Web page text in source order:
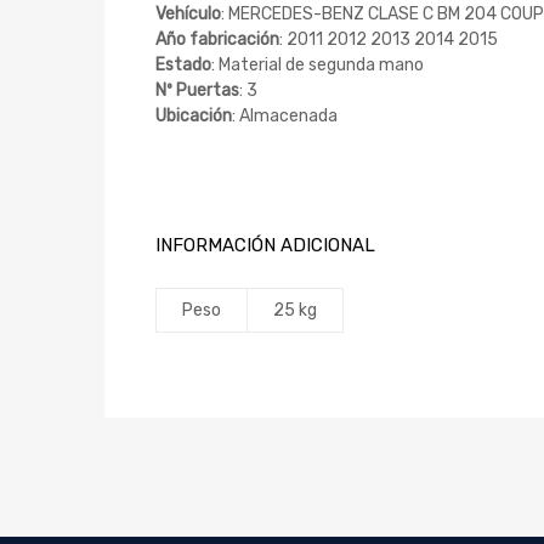
Vehículo: MERCEDES-BENZ CLASE C BM 204
Año fabricación: 2011 2012 2013 2014 2015
Estado: Material de segunda mano
Nº Puertas: 3
Ubicación: Almacenada
INFORMACIÓN ADICIONAL
Peso 25 kg